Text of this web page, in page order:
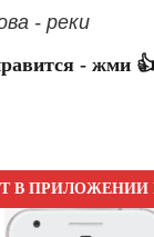
- реки
- жми
В ПРИЛОЖЕНИИ